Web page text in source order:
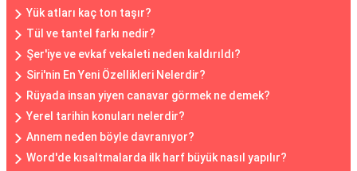
Yük atları kaç ton taşır?
Tül ve tantel farkı nedir?
Şer'iye ve evkaf vekaleti neden kaldırıldı?
Siri'nin En Yeni Özellikleri Nelerdir?
Rüyada insan yiyen canavar görmek ne demek?
Yerel tarihin konuları nelerdir?
Annem neden böyle davranıyor?
Word'de kısaltmalarda ilk harf büyük nasıl yapılır?